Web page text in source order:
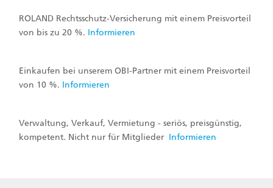
ROLAND Rechtsschutz-Versicherung mit einem Preisvorteil
von bis zu 20 %. Informieren
Einkaufen bei unserem OBI-Partner mit einem Preisvorteil
von 10 %. Informieren
Verwaltung, Verkauf, Vermietung - seriös, preisgünstig,
kompetent. Nicht nur für Mitglieder Informieren